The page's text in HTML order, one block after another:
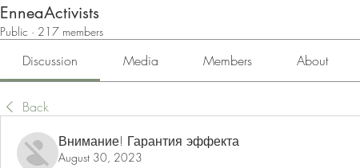
EnneaActivists
Public · 217 members
Discussion Media Members About
Back
Внимание! Гарантия эффекта
August 30, 2023